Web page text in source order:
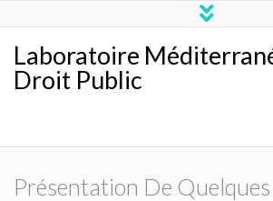
Laboratoire
Droit Public
Présentation De